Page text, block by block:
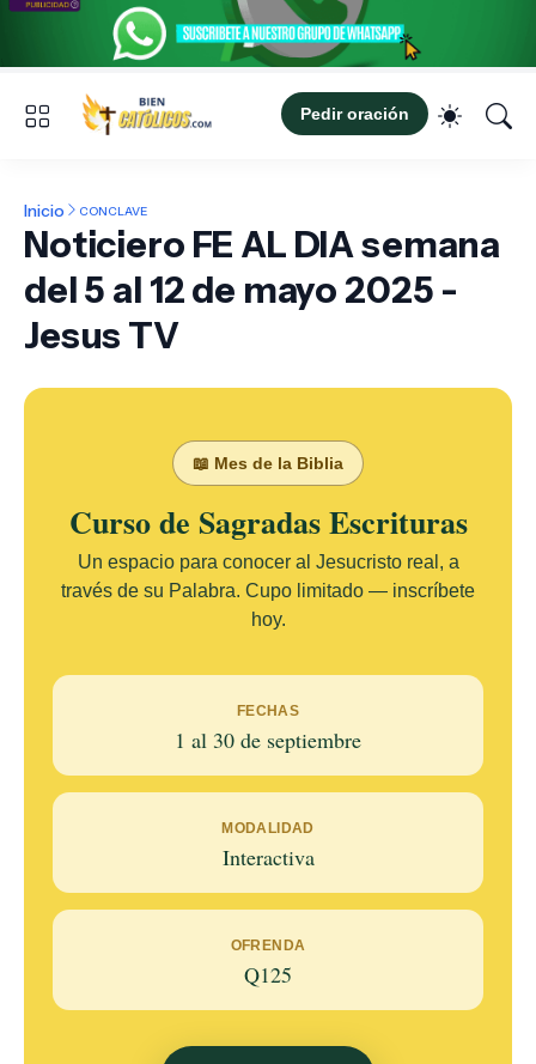
Pedir oración
Inicio CONCLAVE
Noticiero FE AL DIA semana
del 5 al 12 de mayo 2025 -
Jesus TV
📖 Mes de la Biblia
Curso de Sagradas Escrituras
Un espacio para conocer al Jesucristo real, a
través de su Palabra. Cupo limitado — inscríbete
hoy.
FECHAS
1 al 30 de septiembre
MODALIDAD
Interactiva
OFRENDA
Q125